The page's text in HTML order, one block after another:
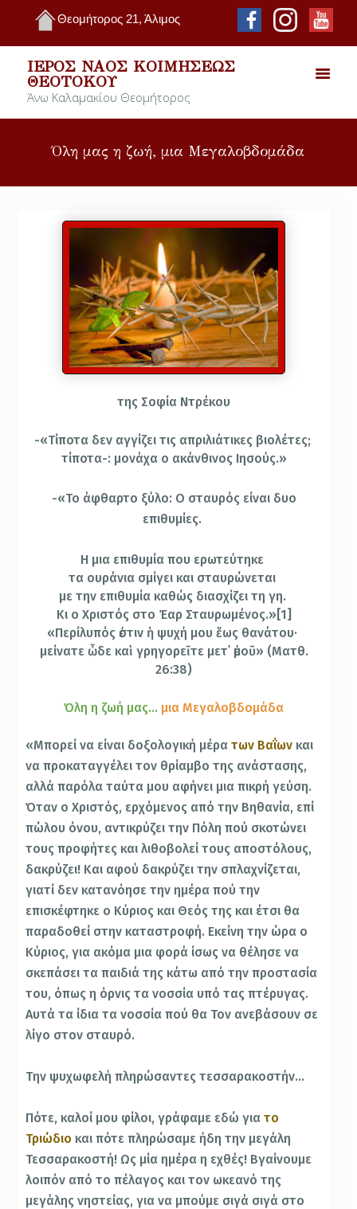
Θεομήτορος 21, Άλιμος
ΙΕΡΌΣ ΝΑΌΣ ΚΟΙΜΉΣΕΩΣ
ΘΕΟΤΌΚΟΥ
Άνω Καλαμακίου Θεομήτορος
Όλη μας η ζωή, μια Μεγαλοβδομάδα
της Σοφία Ντρέκου
-«Τίποτα δεν αγγίζει τις απριλιάτικες βιολέτες;
τίποτα-: μονάχα ο ακάνθινος Ιησούς.»
-«Το άφθαρτο ξύλο: Ο σταυρός είναι δυο
επιθυμίες.
Η μια επιθυμία που ερωτεύτηκε
τα ουράνια σμίγει και σταυρώνεται
με την επιθυμία καθώς διασχίζει τη γη.
Κι ο Χριστός στο Έαρ Σταυρωμένος.»[1]
«Περίλυπός ἐστιν ἡ ψυχή μου ἕως θανάτου·
μείνατε ὧδε καὶ γρηγορεῖτε μετ᾿ ἐμοῦ» (Ματθ.
26:38)
Όλη η ζωή μας… μια Μεγαλοβδομάδα
«Μπορεί να είναι δοξολογική μέρατων Βαΐων και
να προκαταγγέλει τον θρίαμβο της ανάστασης,
αλλά παρόλα ταύτα μου αφήνει μια πικρή γεύση.
Όταν ο Χριστός, ερχόμενος από την Βηθανία, επί
πώλου όνου, αντικρύζει την Πόλη πού σκοτώνει
τους προφήτες και λιθοβολεί τους αποστόλους,
δακρύζει! Και αφού δακρύζει την σπλαχνίζεται,
γιατί δεν κατανόησε την ημέρα πού την
επισκέφτηκε ο Κύριος και Θεός της και έτσι θα
παραδοθεί στην καταστροφή. Εκείνη την ώρα ο
Κύριος, για ακόμα μια φορά ίσως να θέλησε να
σκεπάσει τα παιδιά της κάτω από την προστασία
του, όπως η όρνις τα νοσσία υπό τας πτέρυγας.
Αυτά τα ίδια τα νοσσία πού θα Τον ανεβάσουν σε
λίγο στον σταυρό.
Την ψυχωφελή πληρώσαντες τεσσαρακοστήν…
Πότε, καλοί μου φίλοι, γράφαμε εδώ γιατο
Τριώδιο και πότε πληρώσαμε ήδη την μεγάλη
Τεσσαρακοστή! Ως μία ημέρα η εχθές! Βγαίνουμε
λοιπόν από το πέλαγος και τον ωκεανό της
μεγάλης νηστείας, για να μπούμε σιγά σιγά στο